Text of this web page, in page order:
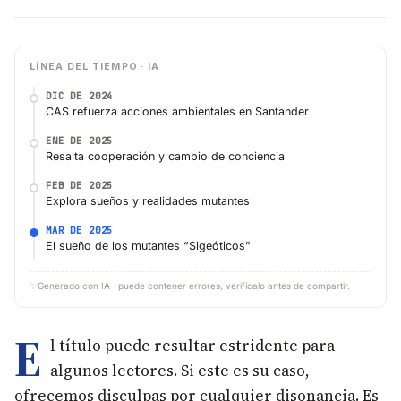
LÍNEA DEL TIEMPO · IA
DIC DE 2024
CAS refuerza acciones ambientales en Santander
ENE DE 2025
Resalta cooperación y cambio de conciencia
FEB DE 2025
Explora sueños y realidades mutantes
MAR DE 2025
El sueño de los mutantes “Sigeóticos”
✨ Generado con IA · puede contener errores, verifícalo antes de compartir.
E l título puede resultar estridente para
algunos lectores. Si este es su caso,
ofrecemos disculpas por cualquier disonancia. Es